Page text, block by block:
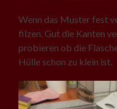
Wenn das Muster fest
filzen. Gut die Kanten
probieren ob die
Hülle schon zu klein ist.